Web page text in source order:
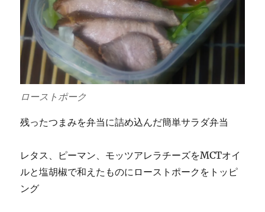
ローストポーク
残ったつまみを弁当に詰め込んだ簡単サラダ弁当
レタス、ピーマン、モッツアレラチーズをMCTオイ
ルと塩胡椒で和えたものにローストポークをトッピ
ング